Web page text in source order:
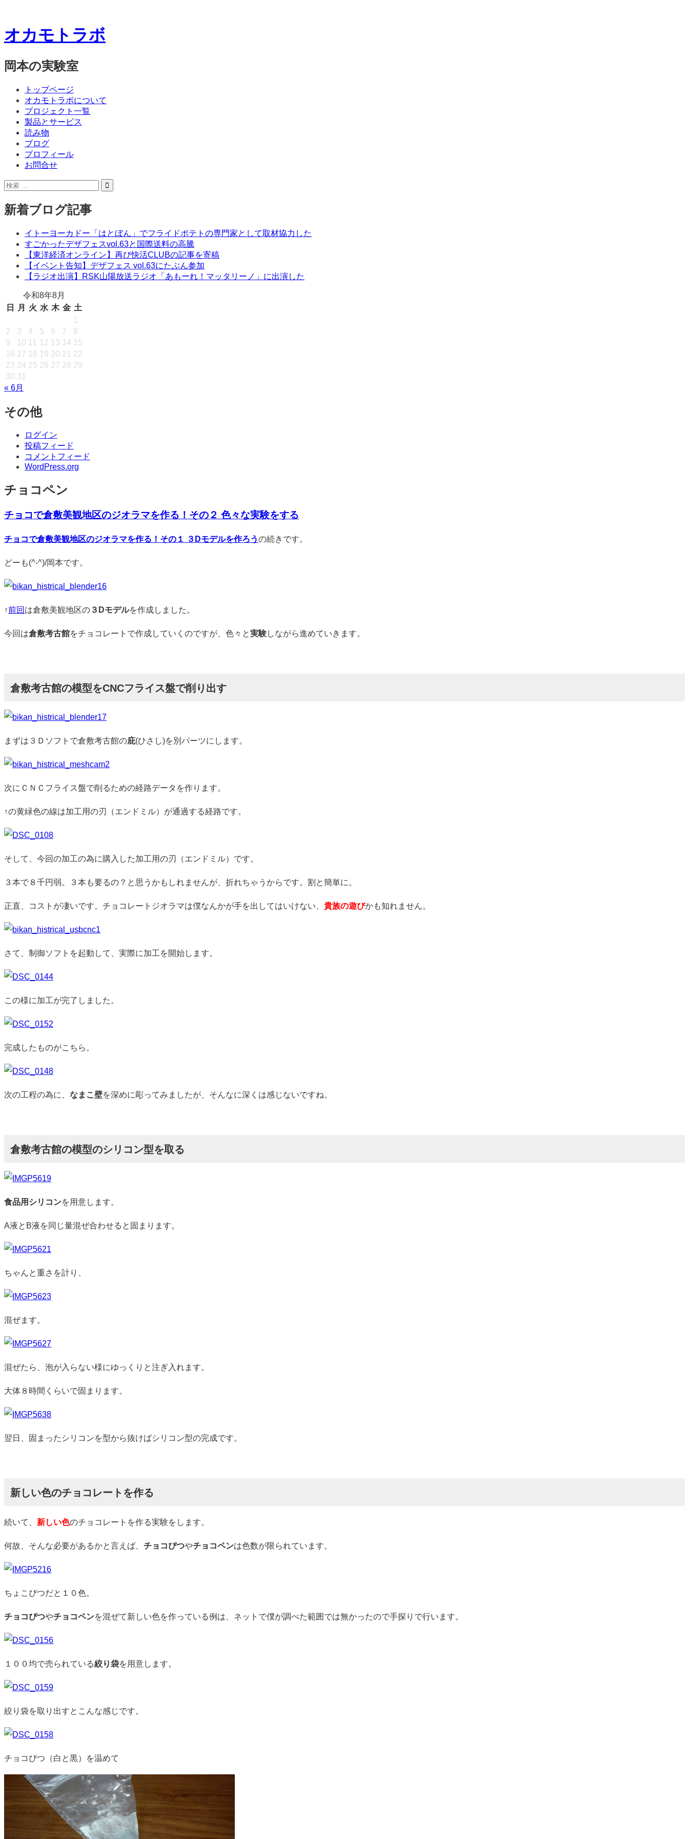
オカモトラボ
岡本の実験室
プ
トップページ
オカモトラボについて
プロジェクト一覧
製品とサービス
読み物
ブログ
プロフィール
お問合せ
サ
ド
バ
検
新着ブログ記事
イトーヨーカドー「はとぼん」でフライドポテトの専門家として取材協力した
すごかったデザフェスvol.63と国際送料の高騰
【東洋経済オンライン】再び快活CLUBの記事を寄稿
【イベント告知】デザフェス vol.63にたぶん参加
【ラジオ出演】RSK山陽放送ラジオ「あもーれ！マッタリーノ」に出演した
令和8年8月
日
月 火 水 木 金 土
1
2
3 4 5 6 7
8
9
10 11 12 13 14 15
16 17 18 19 20 21 22
23 24 25 26 27 28 29
30 31
« 6月
その他
ログイン
投稿フィード
コメントフィード
WordPress.org
チョコペン
チョコで倉敷美観地区のジオラマを作る！その２ 色々な実験をする
標
チョコで倉敷美観地区のジオラマを作る！その１ ３Dモデルを作ろうの続きです。
どーも(^-^)/岡本です。
↑前回 は倉敷美観地区の ３Dモデルを作成しました。
今回は倉敷考古館をチョコレートで作成していくのですが、色々と実験しながら進めていきます。
倉敷考古館の模型をCNCフライス盤で削り出す
まずは３Ｄソフトで倉敷考古館の庇(ひさし)を別パーツにします。
次にＣＮＣフライス盤で削るための経路データを作ります。
↑の黄緑色の線は加工用の刃（エンドミル）が通過する経路です。
そして、今回の加工の為に購入した加工用の刃（エンドミル）です。
３本で８千円弱。３本も要るの？と思うかもしれませんが、折れちゃうからです。割と簡単に。
正直、コストが凄いです。チョコレートジオラマは僕なんかが手を出してはいけない、 貴族の遊びかも知れません。
さて、制御ソフトを起動して、実際に加工を開始します。
この様に加工が完了しました。
完成したものがこちら。
次の工程の為に、 なまこ壁を深めに彫ってみましたが、そんなに深くは感じないですね。
倉敷考古館の模型のシリコン型を取る
食品用シリコンを用意します。
A液とB液を同じ量混ぜ合わせると固まります。
ちゃんと重さを計り、
混ぜます。
混ぜたら、泡が入らない様にゆっくりと注ぎ入れます。
大体８時間くらいで固まります。
翌日、固まったシリコンを型から抜けばシリコン型の完成です。
新しい色のチョコレートを作る
続いて、 新しい色のチョコレートを作る実験をします。
何故、そんな必要があるかと言えば、 チョコぴつやチョコペンは色数が限られています。
ちょこぴつだと１０色。
チョコぴつやチョコペンを混ぜて新しい色を作っている例は、ネットで僕が調べた範囲では無かったので手探りで行います。
１００均で売られている絞り袋を用意します。
絞り袋を取り出すとこんな感じです。
チョコぴつ（白と黒）を温めて